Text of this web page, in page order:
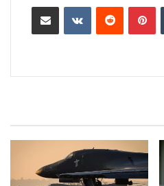
بينتيريست ‏VKontakte